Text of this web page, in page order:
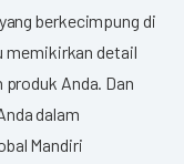
berkecimpung di
memikirkan detail
produk Anda. Dan
dalam
Mandiri